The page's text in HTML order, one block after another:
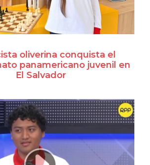
oliverina conquista el
panamericano juvenil en
El Salvador